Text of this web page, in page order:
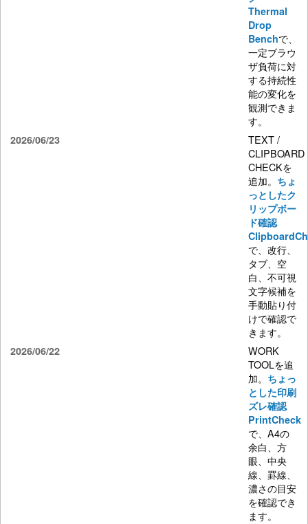
Thermal
Drop
Benchで、
一定ブラウ
ザ負荷に対
する持続性
能の変化を
観測できま
す。
2026/06/23
TEXT /
CLIPBOARD
CHECKを
追加。 ちょ
っとしたク
リップボー
ド確認
で、改行、
タブ、空
白、不可視
文字候補を
手動貼り付
けで確認で
きます。
2026/06/22
WORK
TOOLを追
加。 ちょっ
とした印刷
ズレ確認
PrintCheck
で、A4の
余白、方
眼、中央
線、罫線、
濃さの目安
を確認でき
ます。